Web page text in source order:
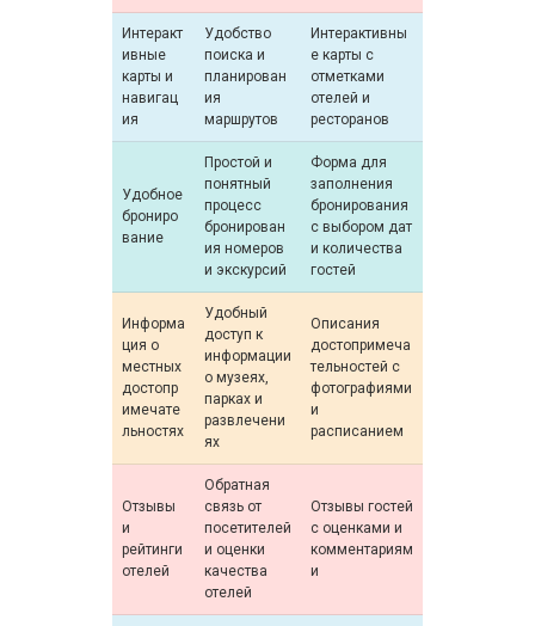
Интеракт
ивные
карты и
навигац
ия
Удобство
поиска и
планирован
ия
маршрутов
Интерактивны
е карты с
отметками
отелей и
ресторанов
Удобное
брониро
вание
Простой и
понятный
процесс
бронирован
ия номеров
и экскурсий
Форма для
заполнения
бронирования
с выбором дат
и количества
гостей
Информа
ция о
местных
достопр
имечате
льностях
Удобный
доступ к
информации
о музеях,
парках и
развлечени
ях
Описания
достопримеча
тельностей с
фотографиями
и
расписанием
Отзывы
и
рейтинги
отелей
Обратная
связь от
посетителей
и оценки
качества
отелей
Отзывы гостей
с оценками и
комментариям
и